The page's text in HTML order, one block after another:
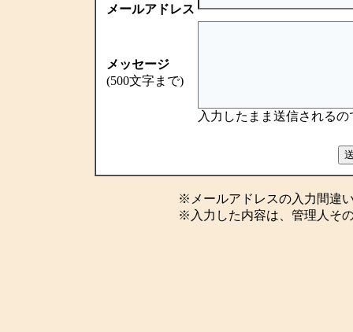
メールアドレス
メッセージ
(500文字まで)
入力したまま送信される
※メールアドレスの入力間違
※入力した内容は、管理人そ